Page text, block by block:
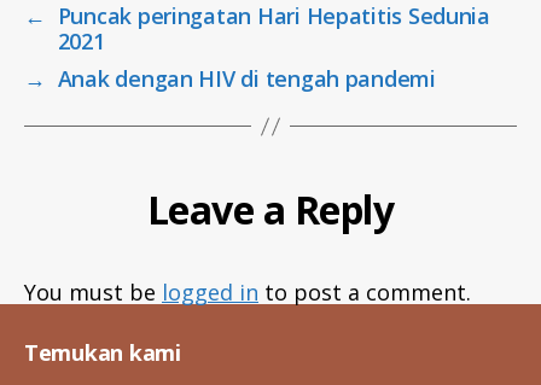
c
h
e
lt
s
,
←
Puncak peringatan Hari Hepatitis Sedunia
2021
→ Anak dengan HIV di tengah pandemi
Leave a Reply
You must be logged in to post a comment.
Temukan kami